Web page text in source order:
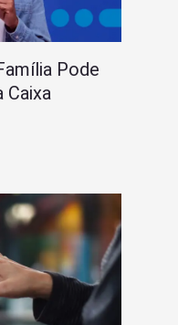
Pode
Caixa